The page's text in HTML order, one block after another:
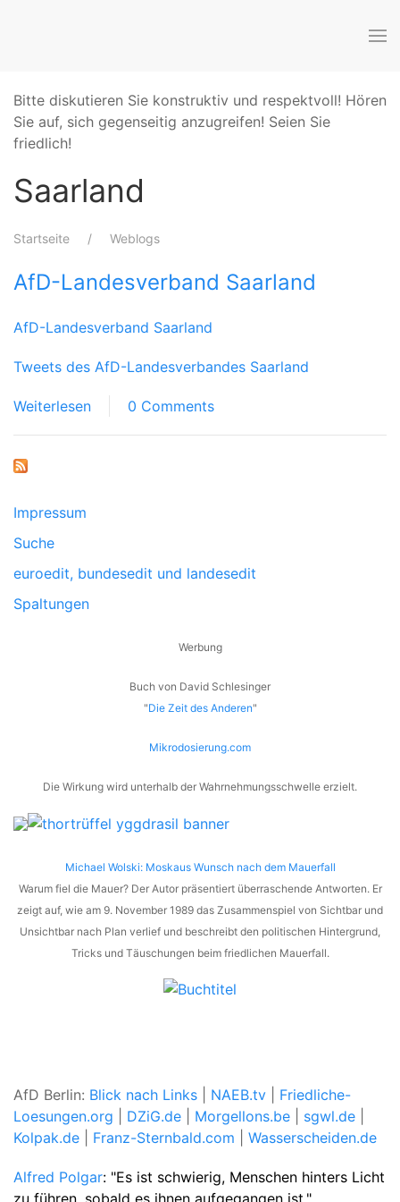
Bitte diskutieren Sie konstruktiv und respektvoll! Hören
Sie auf, sich gegenseitig anzugreifen! Seien Sie
friedlich!
Saarland
Startseite Weblogs
AfD-Landesverband Saarland
AfD-Landesverband Saarland
Tweets des AfD-Landesverbandes Saarland
Weiterlesen 0 Comments
Impressum
Suche
euroedit, bundesedit und landesedit
Spaltungen
Werbung
Buch von David Schlesinger
"Die Zeit des Anderen"
Mikrodosierung.com
Die Wirkung wird unterhalb der Wahrnehmungsschwelle erzielt.
Michael Wolski: Moskaus Wunsch nach dem Mauerfall
Warum fiel die Mauer? Der Autor präsentiert überraschende Antworten. Er
zeigt auf, wie am 9. November 1989 das Zusammenspiel von Sichtbar und
Unsichtbar nach Plan verlief und beschreibt den politischen Hintergrund,
Tricks und Täuschungen beim friedlichen Mauerfall.
AfD Berlin: Blick nach Links NAEB.tv
Friedliche-
Loesungen.org
DZiG.de Morgellons.be sgwl.de
Kolpak.de
Franz-Sternbald.com Wasserscheiden.de
Alfred Polgar: "Es ist schwierig, Menschen hinters Licht